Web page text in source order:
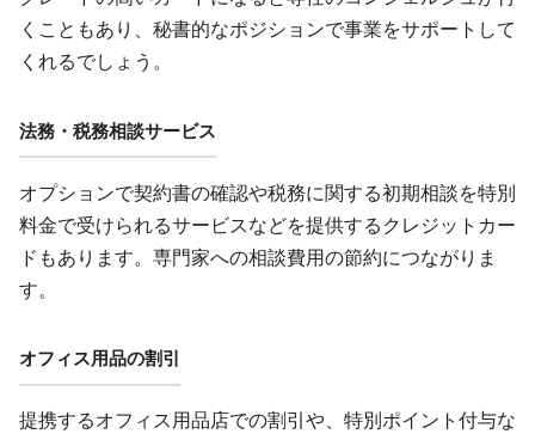
くこともあり、秘書的なポジションで事業をサポートして
くれるでしょう。
法務・税務相談サービス
オプションで契約書の確認や税務に関する初期相談を特別
料金で受けられるサービスなどを提供するクレジットカー
ドもあります。専門家への相談費用の節約につながりま
す。
オフィス用品の割引
提携するオフィス用品店での割引や、特別ポイント付与な